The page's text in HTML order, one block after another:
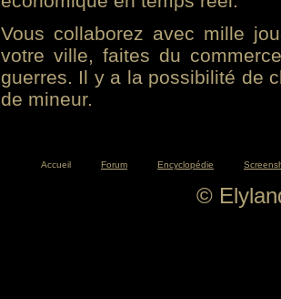
Vous collaborez avec mille
votre ville, faites du
guerres. Il y a la possibilité de
de mineur.
Accueil Forum Encyclopédie
©